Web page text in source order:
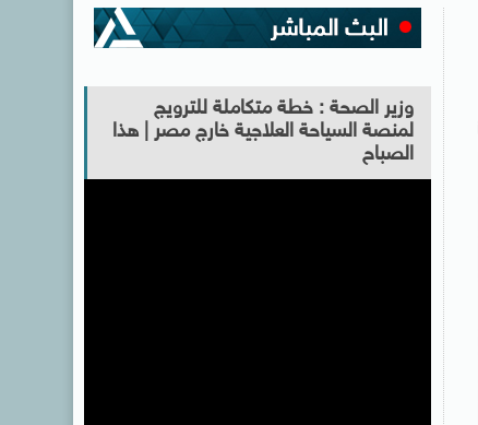
وزير الصحة : خطة متكاملة للترويج
لمنصة السياحة العلاجية خارج مصر | هذا
الصباح